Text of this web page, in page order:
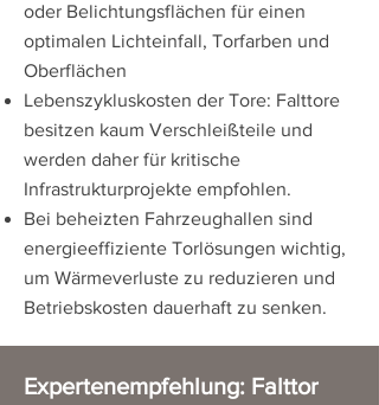
oder Belichtungsflächen für einen
optimalen Lichteinfall, Torfarben und
Oberflächen
Lebenszykluskosten der Tore: Falttore
besitzen kaum Verschleißteile und
werden daher für kritische
Infrastrukturprojekte empfohlen.
Bei beheizten Fahrzeughallen sind
energieeffiziente Torlösungen wichtig,
um Wärmeverluste zu reduzieren und
Betriebskosten dauerhaft zu senken.
Expertenempfehlung: Falttor